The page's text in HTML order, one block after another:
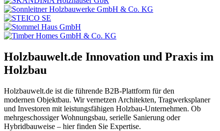
Holzbauwelt.de Innovation und Praxis im
Holzbau
Holzbauwelt.de ist die führende B2B-Plattform für den
modernen Objektbau. Wir vernetzen Architekten, Tragwerksplaner
und Investoren mit leistungsfähigen Holzbau-Unternehmen. Ob
mehrgeschossiger Wohnungsbau, serielle Sanierung oder
Hybridbauweise – hier finden Sie Expertise.